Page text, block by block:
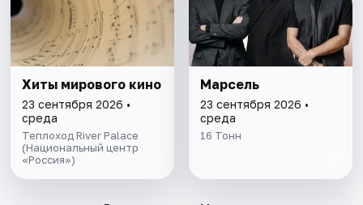
Хиты мирового кино
23 сентября 2026 •
среда
Теплоход River Palace
(Национальный центр
«Россия»)
Марсель
23 сентября 2026 •
среда
16 Тонн